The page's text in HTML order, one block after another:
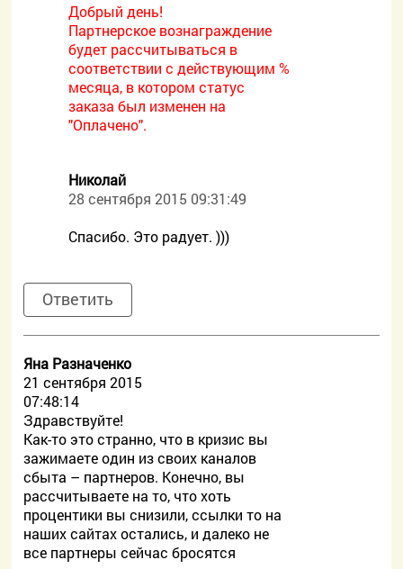
Добрый день!
Партнерское вознаграждение
будет рассчитываться в
соответствии с действующим %
месяца, в котором статус
заказа был изменен на
"Оплачено".
Николай
28 сентября 2015 09:31:49
Спасибо. Это радует. )))
Ответить
Яна Разначенко
21 сентября 2015
07:48:14
Здравствуйте!
Как-то это странно, что в кризис вы
зажимаете один из своих каналов
сбыта – партнеров. Конечно, вы
рассчитываете на то, что хоть
процентики вы снизили, ссылки то на
наших сайтах остались, и далеко не
все партнеры сейчас бросятся